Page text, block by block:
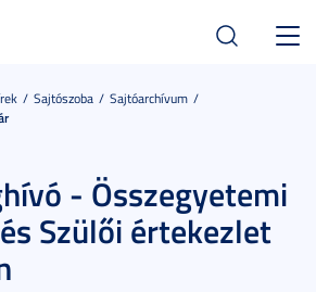
Sajtószoba
Sajtóarchívum
- Összegyetemi
Szülői értekezlet